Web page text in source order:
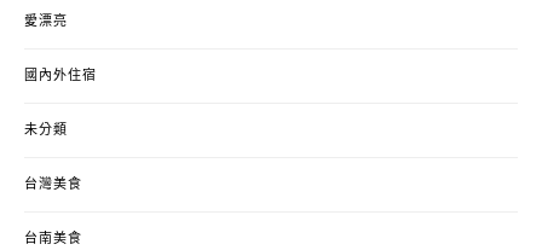
愛漂亮
國內外住宿
未分類
台灣美食
台南美食